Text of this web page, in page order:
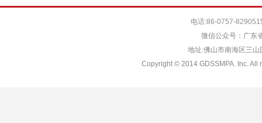
电话:86-0757-
微信公众号：广东
地址:佛山市南海区三
Copyright © 2014 GDSSMPA. Inc. All